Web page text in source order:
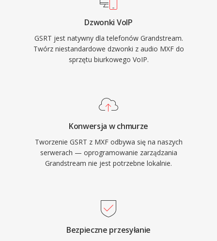
Dzwonki VoIP
GSRT jest natywny dla telefonów Grandstream.
Twórz niestandardowe dzwonki z audio MXF do
sprzętu biurkowego VoIP.
Konwersja w chmurze
Tworzenie GSRT z MXF odbywa się na naszych
serwerach — oprogramowanie zarządzania
Grandstream nie jest potrzebne lokalnie.
Bezpieczne przesyłanie